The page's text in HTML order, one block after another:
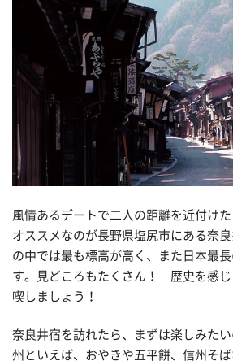
風情あるデートで二人の距離を近付け
オススメなのが長野県塩尻市にある奈
の中では最も標高が高く、また日本最
す。見どころもたくさん！ 歴史を感
喫しましょう！
奈良井宿を訪れたら、まずは楽しみた
州といえば、おやきや五平餅、信州そ